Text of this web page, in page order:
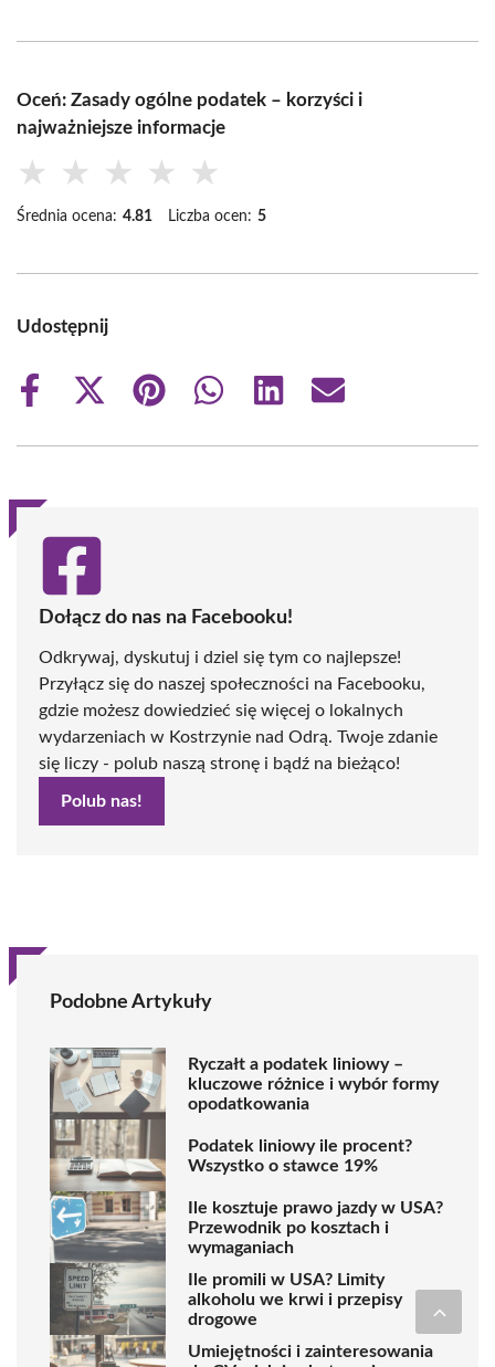
Oceń: Zasady ogólne podatek – korzyści i
najważniejsze informacje
★ ★ ★ ★ ★
Średnia ocena: 4.81 Liczba ocen: 5
Udostępnij
Share
Share
(Twitter)
Share
Share
Share
Share
Dołącz do nas na Facebooku!
Odkrywaj, dyskutuj i dziel się tym co najlepsze!
Przyłącz się do naszej społeczności na Facebooku,
gdzie możesz dowiedzieć się więcej o lokalnych
wydarzeniach w Kostrzynie nad Odrą. Twoje zdanie
się liczy - polub naszą stronę i bądź na bieżąco!
Polub nas!
Podobne Artykuły
Ryczałt a podatek liniowy –
kluczowe różnice i wybór formy
opodatkowania
Podatek liniowy ile procent?
Wszystko o stawce 19%
Ile kosztuje prawo jazdy w USA?
Przewodnik po kosztach i
wymaganiach
Ile promili w USA? Limity
alkoholu we krwi i przepisy
drogowe
Umiejętności i zainteresowania